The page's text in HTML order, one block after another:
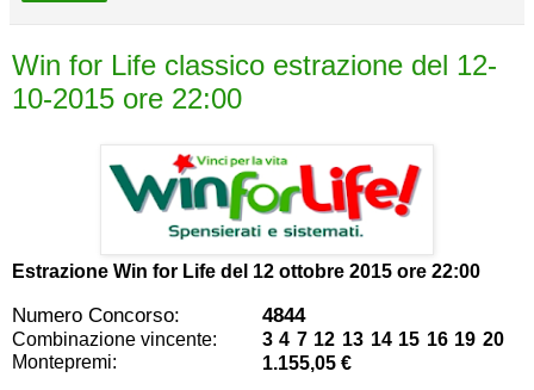
Win for Life classico estrazione del 12-
10-2015 ore 22:00
Estrazione Win for Life del 12 ottobre 2015 ore 22:00
Numero Concorso: 4844
Combinazione vincente:
3 4 7 12 13 14 15 16 19 20
Montepremi:
1.155,05 €